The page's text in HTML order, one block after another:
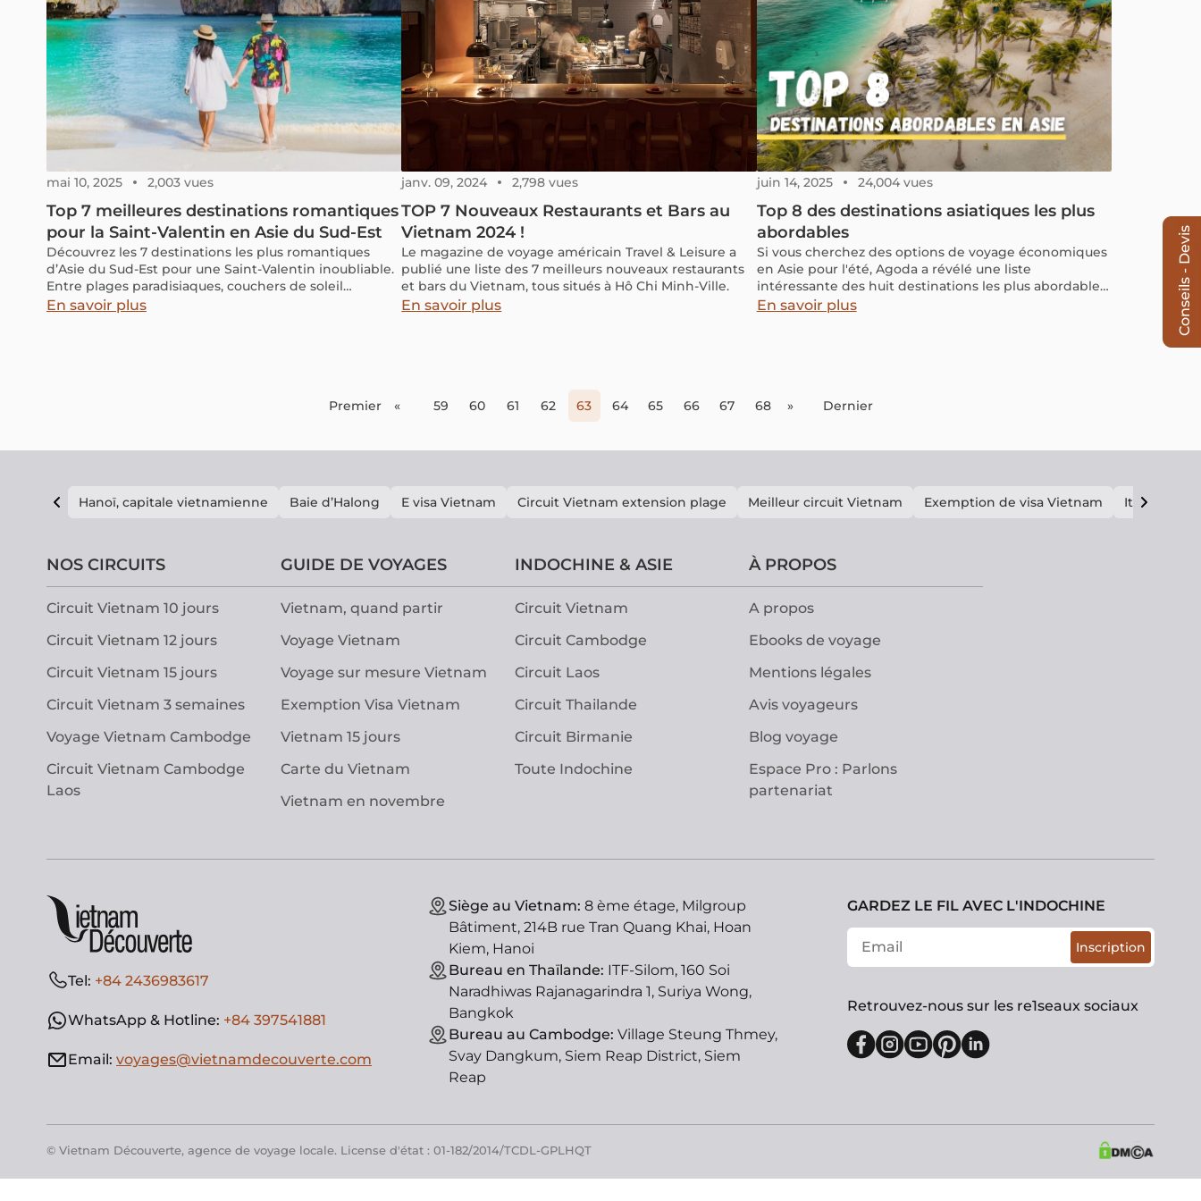
mai 10, 2025 2,003 vues
Top 7 meilleures destinations romantiques
pour la Saint-Valentin en Asie du Sud-Est
Découvrez les 7 destinations les plus romantiques
d’Asie du Sud-Est pour une Saint-Valentin inoubliable.
Entre plages paradisiaques, couchers de soleil
spectaculaires et expériences uniques à deux, ces
En savoir plus
janv. 09, 2024 2,798 vues
TOP 7 Nouveaux Restaurants et Bars au
Vietnam 2024 !
Le magazine de voyage américain Travel & Leisure a
publié une liste des 7 meilleurs nouveaux restaurants
et bars du Vietnam, tous situés à Hô Chi Minh-Ville.
En savoir plus
juin 14, 2025 24,004 vues
Top 8 des destinations asiatiques les plus
abordables
Si vous cherchez des options de voyage économiques
en Asie pour l'été, Agoda a révélé une liste
intéressante des huit destinations les plus abordables
pour le logement. Voici un aperçu plus détaillé de ces
En savoir plus
Premier « 59 60 61 62 63 64 65 66 67 68 » Dernier
Hanoï, capitale vietnamienne Baie d’Halong E visa Vietnam Circuit Vietnam extension plage Meilleur circuit Vietnam Exemption de visa Vietnam Itinéraire
NOS CIRCUITS
Circuit Vietnam 10 jours
Circuit Vietnam 12 jours
Circuit Vietnam 15 jours
Circuit Vietnam 3 semaines
Voyage Vietnam Cambodge
Circuit Vietnam Cambodge
Laos
GUIDE DE VOYAGES
Vietnam, quand partir
Voyage Vietnam
Voyage sur mesure Vietnam
Exemption Visa Vietnam
Vietnam 15 jours
Carte du Vietnam
Vietnam en novembre
INDOCHINE & ASIE
Circuit Vietnam
Circuit Cambodge
Circuit Laos
Circuit Thailande
Circuit Birmanie
Toute Indochine
À PROPOS
A propos
Ebooks de voyage
Mentions légales
Avis voyageurs
Blog voyage
Espace Pro : Parlons
partenariat
Tel: +84 2436983617
WhatsApp & Hotline: +84 397541881
Email: voyages@vietnamdecouverte.com
Siège au Vietnam: 8 ème étage, Milgroup
Bâtiment, 214B rue Tran Quang Khai, Hoan
Kiem, Hanoi
Bureau en Thaïlande: ITF-Silom, 160 Soi
Naradhiwas Rajanagarindra 1, Suriya Wong,
Bangkok
Bureau au Cambodge: Village Steung Thmey,
Svay Dangkum, Siem Reap District, Siem
Reap
GARDEZ LE FIL AVEC L'INDOCHINE
Inscription
Retrouvez-nous sur les re1seaux sociaux
© Vietnam Découverte, agence de voyage locale. License d'état : 01-182/2014/TCDL-GPLHQT
Conseils - Devis